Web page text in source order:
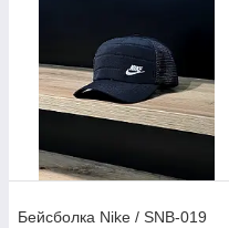
Бейсболка Nike / SNB-019